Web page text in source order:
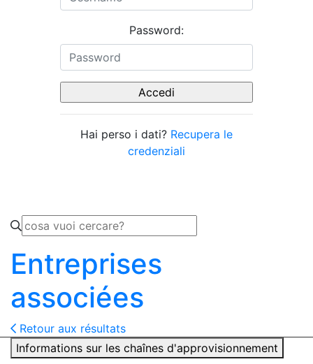
Password:
Hai perso i dati? Recupera le
credenziali
Entreprises
associées
Retour aux résultats
Informations sur les chaînes d'approvisionnement